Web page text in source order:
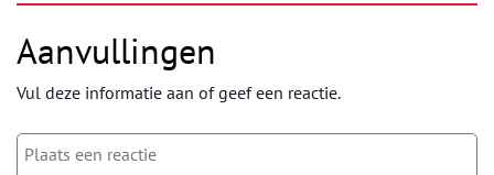
Aanvullingen
Vul deze informatie aan of geef een reactie.